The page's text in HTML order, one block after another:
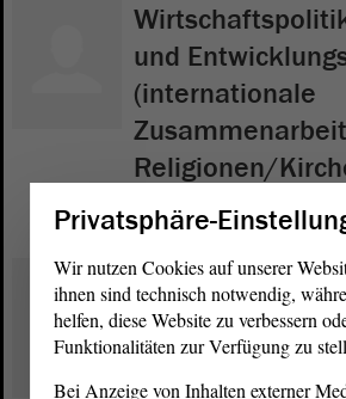
und
(internationale
Religionen/
Kulturpolitik,
(Rundfunk),
Stefan Gebhardt
Privatsphäre-
Wir nutzen Cookies auf unserer
ihnen sind technisch notwendig,
helfen, diese Website zu verbessern
Funktionalitäten zur Verfügung zu
Bei Anzeige von Inhalten externer